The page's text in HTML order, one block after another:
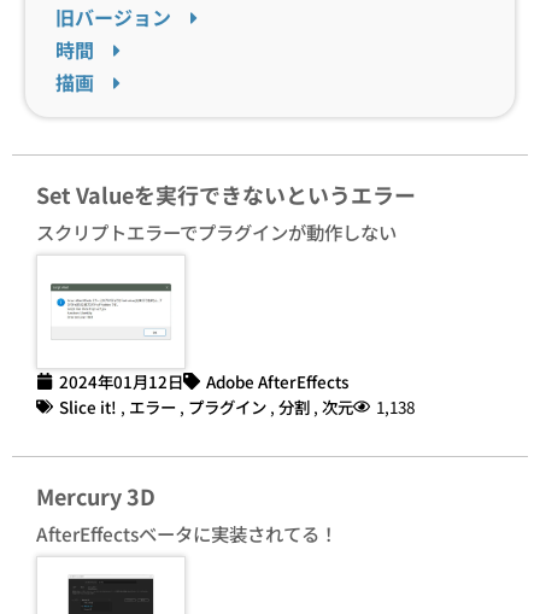
旧バージョン
時間
描画
Set Valueを実行できないというエラー
スクリプトエラーでプラグインが動作しない
2024年01月12日
Adobe AfterEffects
Slice it! , エラー , プラグイン , 分割 , 次元 1,138
Mercury 3D
AfterEffectsベータに実装されてる！